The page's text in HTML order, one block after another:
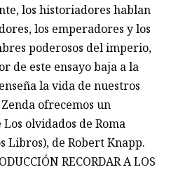
los historiadores hablan
los emperadores y los
poderosos del imperio,
de este ensayo baja a la
la vida de nuestros
ofrecemos un
olvidados de Roma
Libros), de Robert Knapp.
RECORDAR A LOS